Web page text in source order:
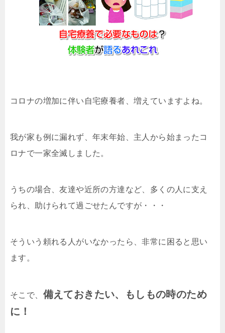
コロナの増加に伴い自宅療養者、増えていますよね。
我が家も例に漏れず、年末年始、主人から始まったコ
ロナで一家全滅しました。
うちの場合、友達や近所の方達など、多くの人に支え
られ、助けられて過ごせたんですが・・・
そういう頼れる人がいなかったら、非常に困ると思い
ます。
そこで、 備えておきたい、もしもの時のため
に！